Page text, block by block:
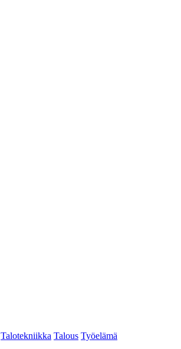
Talotekniikka Talous Työelämä